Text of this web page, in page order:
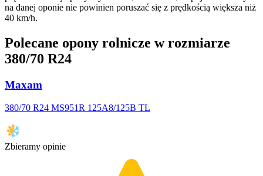
na danej oponie nie powinien poruszać się z prędkością większa niż
40 km/h.
Polecane opony rolnicze w rozmiarze
380/70 R24
Maxam
380/70 R24 MS951R 125A8/125B TL
Zbieramy opinie